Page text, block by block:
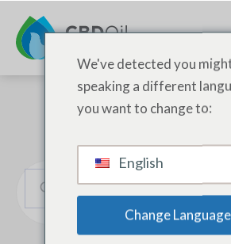
We've detected you
speaking a different
you want to change to:
English
Change Language